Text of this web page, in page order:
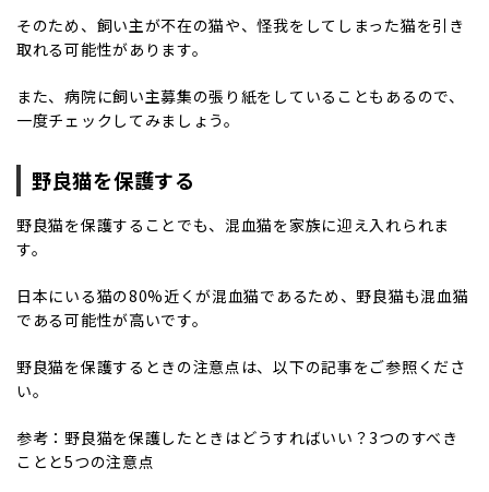
そのため、飼い主が不在の猫や、怪我をしてしまった猫を引き
取れる可能性があります。
また、病院に飼い主募集の張り紙をしていることもあるので、
一度チェックしてみましょう。
野良猫を保護する
野良猫を保護することでも、混血猫を家族に迎え入れられま
す。
日本にいる猫の80%近くが混血猫であるため、野良猫も混血猫
である可能性が高いです。
野良猫を保護するときの注意点は、以下の記事をご参照くださ
い。
参考：野良猫を保護したときはどうすればいい？3つのすべき
ことと5つの注意点